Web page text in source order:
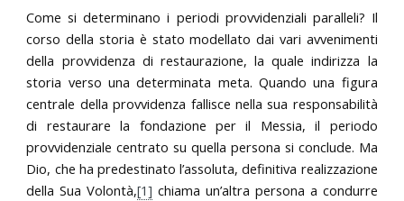
Come si determinano i periodi provvidenziali paralleli? Il
corso della storia è stato modellato dai vari avvenimenti
della provvidenza di restaurazione, la quale indirizza la
storia verso una determinata meta. Quando una figura
centrale della provvidenza fallisce nella sua responsabilità
di restaurare la fondazione per il Messia, il periodo
provvidenziale centrato su quella persona si conclude. Ma
Dio, che ha predestinato l’assoluta, definitiva realizzazione
della Sua Volontà,[1] chiama un’altra persona a condurre